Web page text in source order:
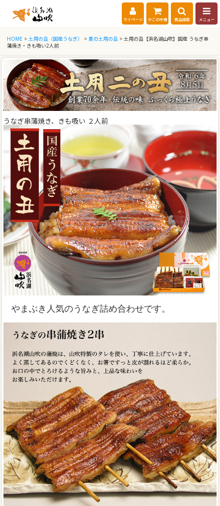
マイページ かごの中身 商品検索 メニュー
HOME > 土用の丑（国産うなぎ） > 夏の土用の丑 > 土用の丑【浜名湖山吹】国産 うなぎ串
蒲焼き・きも吸い2人前
うなぎ串蒲焼き、きも吸い ２人前
やまぶき人気のうなぎ詰め合わせです。